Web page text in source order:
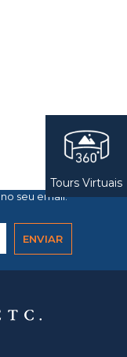
seu email.
Tours Virtuais